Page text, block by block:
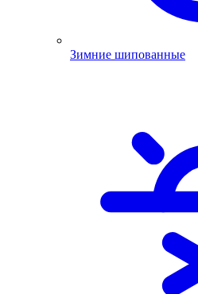
Зимние шипованные